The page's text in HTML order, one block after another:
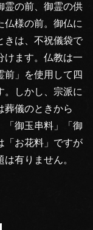
霊の前、御霊の供
仏様の前。御仏に
きは、不祝儀袋で
けます。仏教は一
前」を使用して四
。しかし、宗派に
葬儀のときから
「御玉串料」「御
「お花料」ですが
有りません。